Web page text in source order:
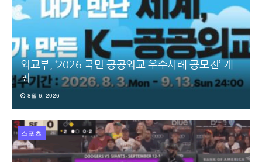
외교부, ‘2026 국민 공공외교 우수사례 공모전’ 개
최
8월 6, 2026
스포츠